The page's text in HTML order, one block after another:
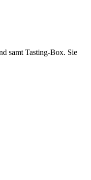
samt Tasting-Box. Sie